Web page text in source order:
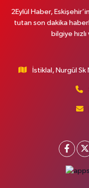
2Eylül Haber,
tutan son dakika
bilgiye
İstiklal, Nurgül